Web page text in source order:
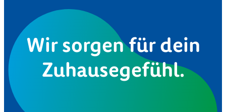
Wir sorgen für dein
Zuhausegefühl.